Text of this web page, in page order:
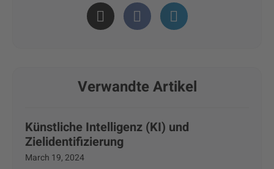
Verwandte Artikel
Künstliche Intelligenz (KI) und
Zielidentifizierung
March 19, 2024